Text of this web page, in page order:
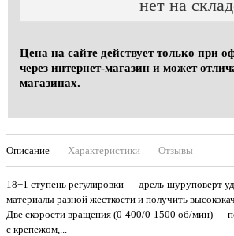
нет на
Цена на сайте действует только при
через интернет-магазин и может
магазинах.
Описание Характеристики Отзывы
18+1 ступень регулировки — дрель-шуруповерт
материалы разной жесткости и получить
Две скорости вращения (0-400/0-1500 об/мин) —
с крепежом,...